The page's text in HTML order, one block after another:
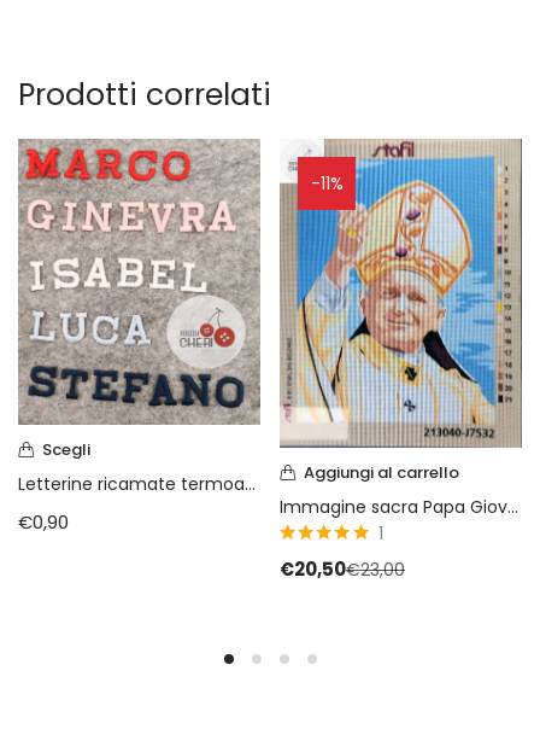
Prodotti correlati
Scegli
Letterine ricamate termoadesive Marbet
€0,90
-11%
Aggiungi al carrello
Immagine sacra Papa Giovanni Paolo II
1
€20,50€23,00